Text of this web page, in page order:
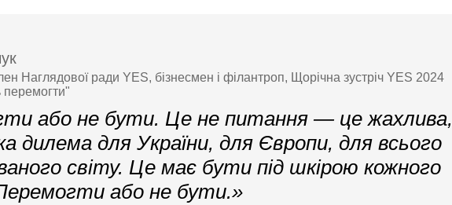
Наглядової ради YES, бізнесмен і філантроп, Щорічна зустріч YES 2024
перемогти"
або не бути. Це не питання — це жахлива,
дилема для України, для Європи, для всього
світу. Це має бути під шкірою кожного
або не бути.»